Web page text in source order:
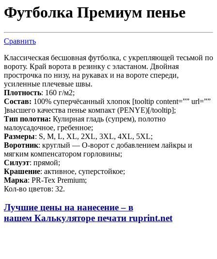
Футболка Премиум пенье
Сравнить
Классическая бесшовная футболка, с укрепляющей тесьмой по
вороту. Край ворота в резинку с эластаном. Двойная
прострочка по низу, на рукавах и на вороте спереди,
усиленные плечевые швы.
Плотность: 160 г/м2;
Состав: 100% суперчёсанный хлопок [tooltip content=”” url=””
]высшего качества пенье компакт (PENYE)[/tooltip];
Тип полотна: Кулирная гладь (супрем), полотно
малоусадочное, гребенное;
Размеры: S, M, L, XL, 2XL, 3XL, 4XL, 5XL;
Воротник: круглый — О-ворот с добавлением лайкры и
мягким компенсатором горловины;
Силуэт: прямой;
Крашение: активное, суперстойкое;
Марка: PR-Tex Premium;
Кол-во цветов: 32.
Лучшие цены на нанесение – в
нашем Калькуляторе печати ruprint.net